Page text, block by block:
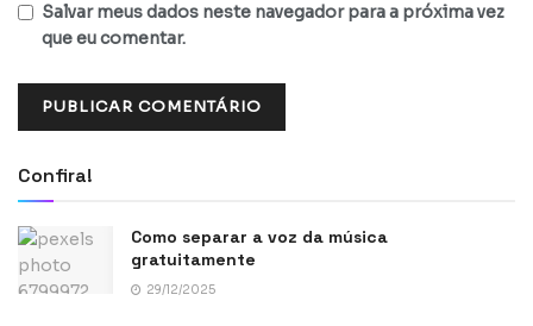
Salvar meus dados neste navegador para a próxima vez
que eu comentar.
Confira!
Como separar a voz da música
gratuitamente
29/12/2025